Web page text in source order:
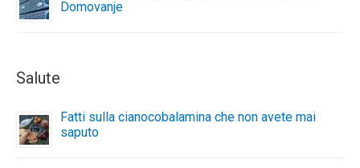
Domovanje
Salute
Fatti sulla cianocobalamina che non avete mai
saputo